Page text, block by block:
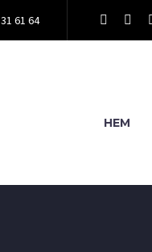
61 64
HEM